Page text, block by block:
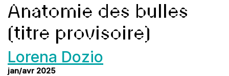
Anatomie des bulles
(titre provisoire)
Lorena Dozio
jan/avr 2025